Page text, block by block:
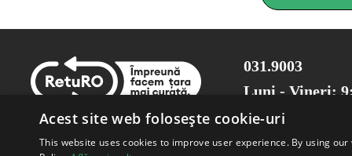
031.9003
Luni - Vineri:
Acest site web folosește cookie-uri
This website uses cookies to improve user experience. By using